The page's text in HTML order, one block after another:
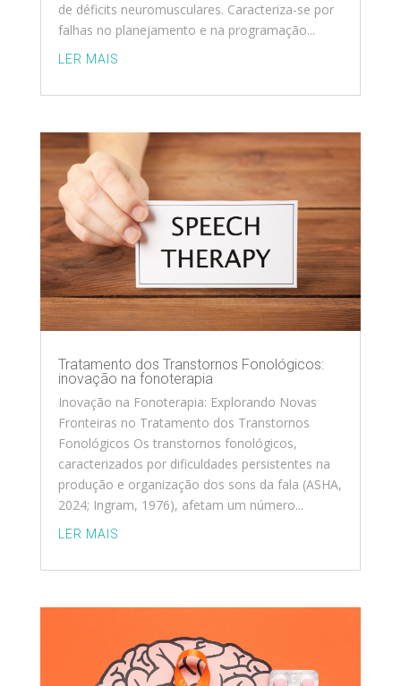
de déficits neuromusculares. Caracteriza-se por
falhas no planejamento e na programação...
LER MAIS
Tratamento dos Transtornos Fonológicos:
inovação na fonoterapia
Inovação na Fonoterapia: Explorando Novas
Fronteiras no Tratamento dos Transtornos
Fonológicos Os transtornos fonológicos,
caracterizados por dificuldades persistentes na
produção e organização dos sons da fala (ASHA,
2024; Ingram, 1976), afetam um número...
LER MAIS